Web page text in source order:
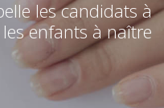
to 4 pm Ennis,
les candidats à
enfants à naître
NOTRE ARTICLE